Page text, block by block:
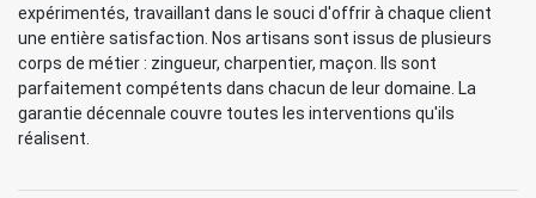
expérimentés, travaillant dans le souci d'offrir à chaque client
une entière satisfaction. Nos artisans sont issus de plusieurs
corps de métier : zingueur, charpentier, maçon. Ils sont
parfaitement compétents dans chacun de leur domaine. La
garantie décennale couvre toutes les interventions qu'ils
réalisent.